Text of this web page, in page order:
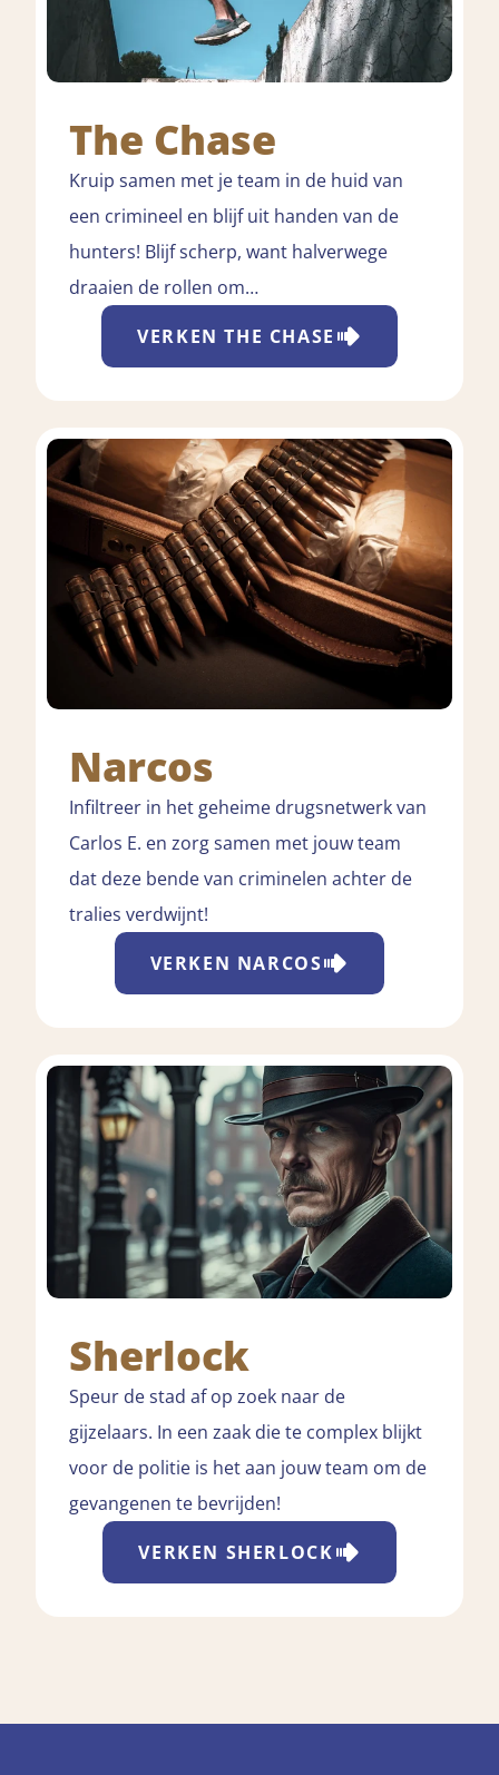
The Chase
Kruip samen met je team in de huid van
een crimineel en blijf uit handen van de
hunters! Blijf scherp, want halverwege
draaien de rollen om…
VERKENTHE CHASE
Narcos
Infiltreer in het geheime drugsnetwerk van
Carlos E. en zorg samen met jouw team
dat deze bende van criminelen achter de
tralies verdwijnt!
VERKEN NARCOS
Sherlock
Speur de stad af op zoek naar de
gijzelaars. In een zaak die te complex blijkt
voor de politie is het aan jouw team om de
gevangenen te bevrijden!
VERKEN SHERLOCK